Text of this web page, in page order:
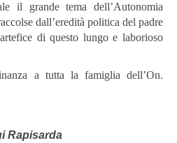
il grande tema dell’Autonomia
dall’eredità politica del padre
di questo lungo e laborioso
a tutta la famiglia dell’On.
Rapisarda